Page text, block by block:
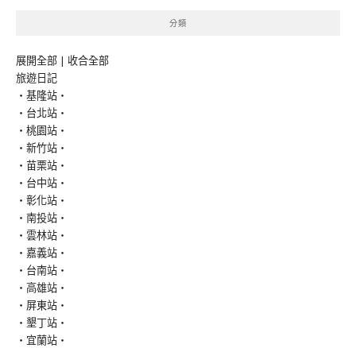
分類
展開全部 | 收合全部
旅遊日記
‧基隆站‧
‧台北站‧
‧桃園站‧
‧新竹站‧
‧苗栗站‧
‧台中站‧
‧彰化站‧
‧南投站‧
‧雲林站‧
‧嘉義站‧
‧台南站‧
‧高雄站‧
‧屏東站‧
‧墾丁站‧
‧宜蘭站‧